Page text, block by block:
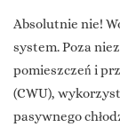
Absolutnie nie!
system. Poza
pomieszczeń i
(CWU),
pasywnego